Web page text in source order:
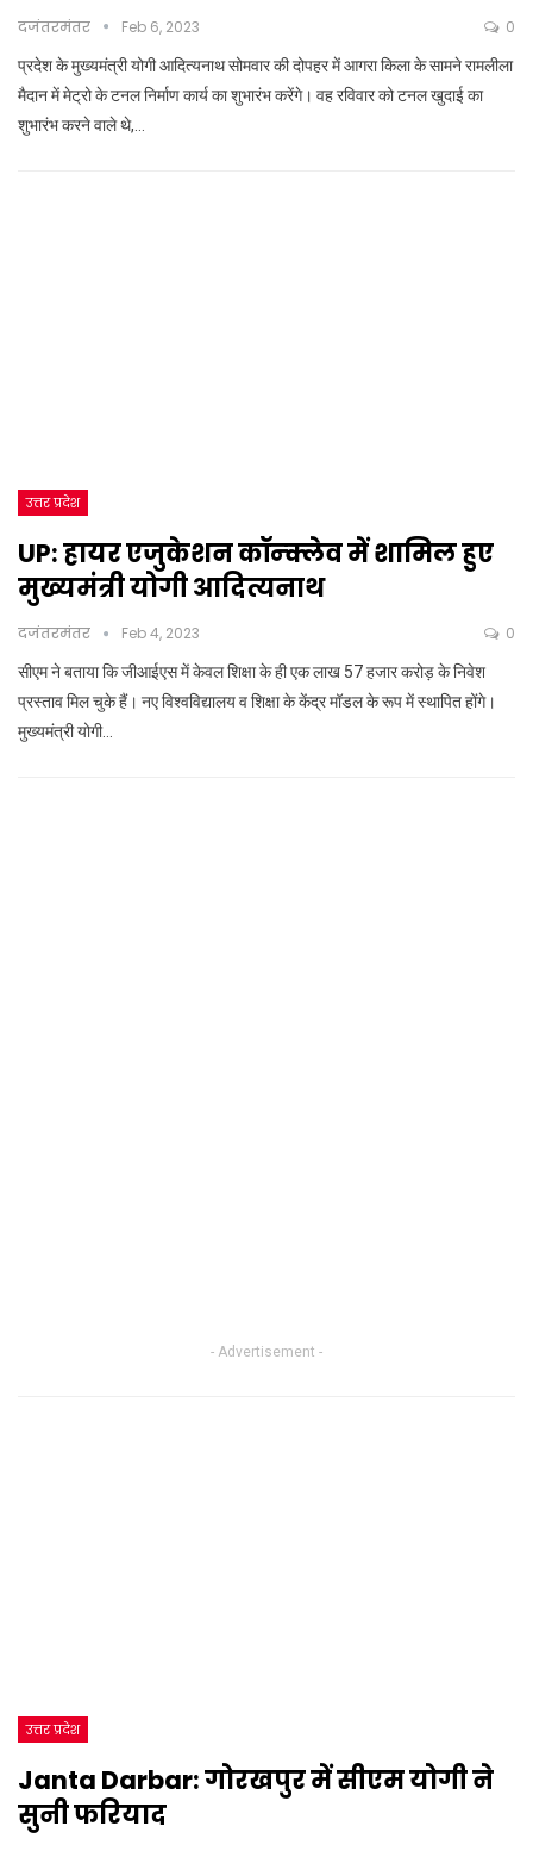
दजंतरमंतर Feb 6, 2023 0
प्रदेश के मुख्यमंत्री योगी आदित्यनाथ सोमवार की दोपहर में आगरा किला के सामने रामलीला
मैदान में मेट्रो के टनल निर्माण कार्य का शुभारंभ करेंगे। वह रविवार को टनल खुदाई का
शुभारंभ करने वाले थे,…
उत्तर प्रदेश
UP: हायर एजुकेशन कॉन्क्लेव में शामिल हुए
मुख्यमंत्री योगी आदित्यनाथ
दजंतरमंतर Feb 4, 2023 0
सीएम ने बताया कि जीआईएस में केवल शिक्षा के ही एक लाख 57 हजार करोड़ के निवेश
प्रस्ताव मिल चुके हैं। नए विश्वविद्यालय व शिक्षा के केंद्र मॉडल के रूप में स्थापित होंगे।
मुख्यमंत्री योगी…
- Advertisement -
उत्तर प्रदेश
Janta Darbar: गोरखपुर में सीएम योगी ने
सुनी फरियाद